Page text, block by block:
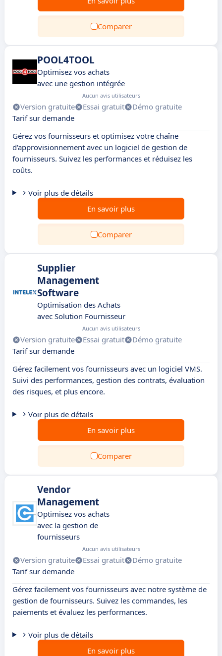
Comparer
POOL4TOOL
Optimisez vos achats
avec une gestion intégrée
Aucun avis utilisateurs
Version gratuite Essai gratuit
Démo gratuite
Tarif sur demande
Gérez vos fournisseurs et optimisez votre chaîne
d'approvisionnement avec un logiciel de gestion de
fournisseurs. Suivez les performances et réduisez les
coûts.
Voir plus de détails
En savoir plus
Comparer
Supplier
Management
Software
Optimisation des Achats
avec Solution Fournisseur
Aucun avis utilisateurs
Version gratuite Essai gratuit
Démo gratuite
Tarif sur demande
Gérez facilement vos fournisseurs avec un logiciel VMS.
Suivi des performances, gestion des contrats, évaluation
des risques, et plus encore.
Voir plus de détails
En savoir plus
Comparer
Vendor
Management
Optimisez vos achats
avec la gestion de
fournisseurs
Aucun avis utilisateurs
Version gratuite Essai gratuit
Démo gratuite
Tarif sur demande
Gérez facilement vos fournisseurs avec notre système de
gestion de fournisseurs. Suivez les commandes, les
paiements et évaluez les performances.
Voir plus de détails
En savoir plus